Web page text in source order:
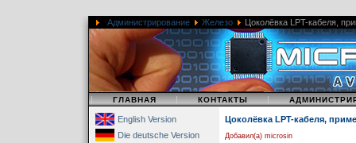
Администрирование Железо Цоколёвка LPT-кабеля,
| ГЛАВНАЯ | КОНТАКТЫ |
English Version
Die deutsche Version
Цоколёвка LPT-кабеля,
Добавил(а) microsin